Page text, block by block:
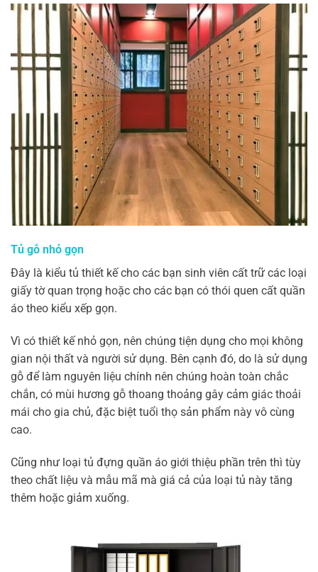
Tủ gỗ nhỏ gọn
Đây là kiểu tủ thiết kế cho các bạn sinh viên cất trữ các loại
giấy tờ quan trọng hoặc cho các bạn có thói quen cất quần
áo theo kiểu xếp gọn.
Vì có thiết kế nhỏ gọn, nên chúng tiện dụng cho mọi không
gian nội thất và người sử dụng. Bên cạnh đó, do là sử dụng
gỗ để làm nguyên liệu chính nên chúng hoàn toàn chắc
chắn, có mùi hương gỗ thoang thoảng gây cảm giác thoải
mái cho gia chủ, đặc biệt tuổi thọ sản phẩm này vô cùng
cao.
Cũng như loại tủ đựng quần áo giới thiệu phần trên thì tùy
theo chất liệu và mẫu mã mà giá cả của loại tủ này tăng
thêm hoặc giảm xuống.